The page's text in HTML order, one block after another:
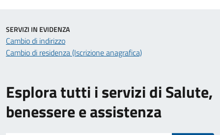
Esplora tutti i servizi di Salute,
benessere e assistenza
SERVIZI IN EVIDENZA
Cambio di indirizzo
Cambio di residenza (Iscrizione anagrafica)